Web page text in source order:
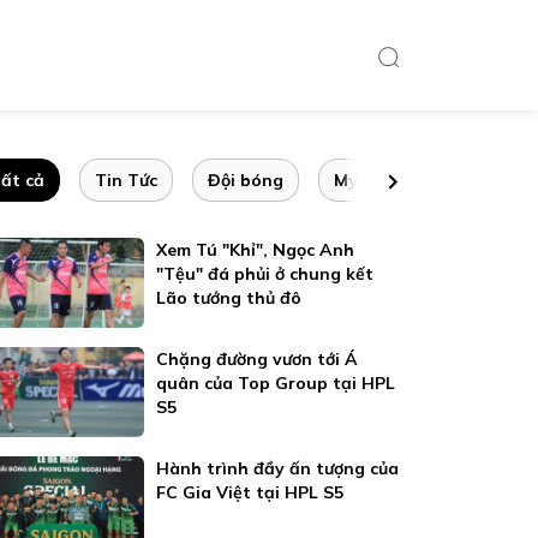
cả Tin Tức Đội bóng My idol
Xem Tú "Khỉ", Ngọc Anh
"Tệu" đá phủi ở chung kết
Lão tướng thủ đô
Chặng đường vươn tới Á
quân của Top Group tại HPL
S5
Hành trình đầy ấn tượng của
FC Gia Việt tại HPL S5